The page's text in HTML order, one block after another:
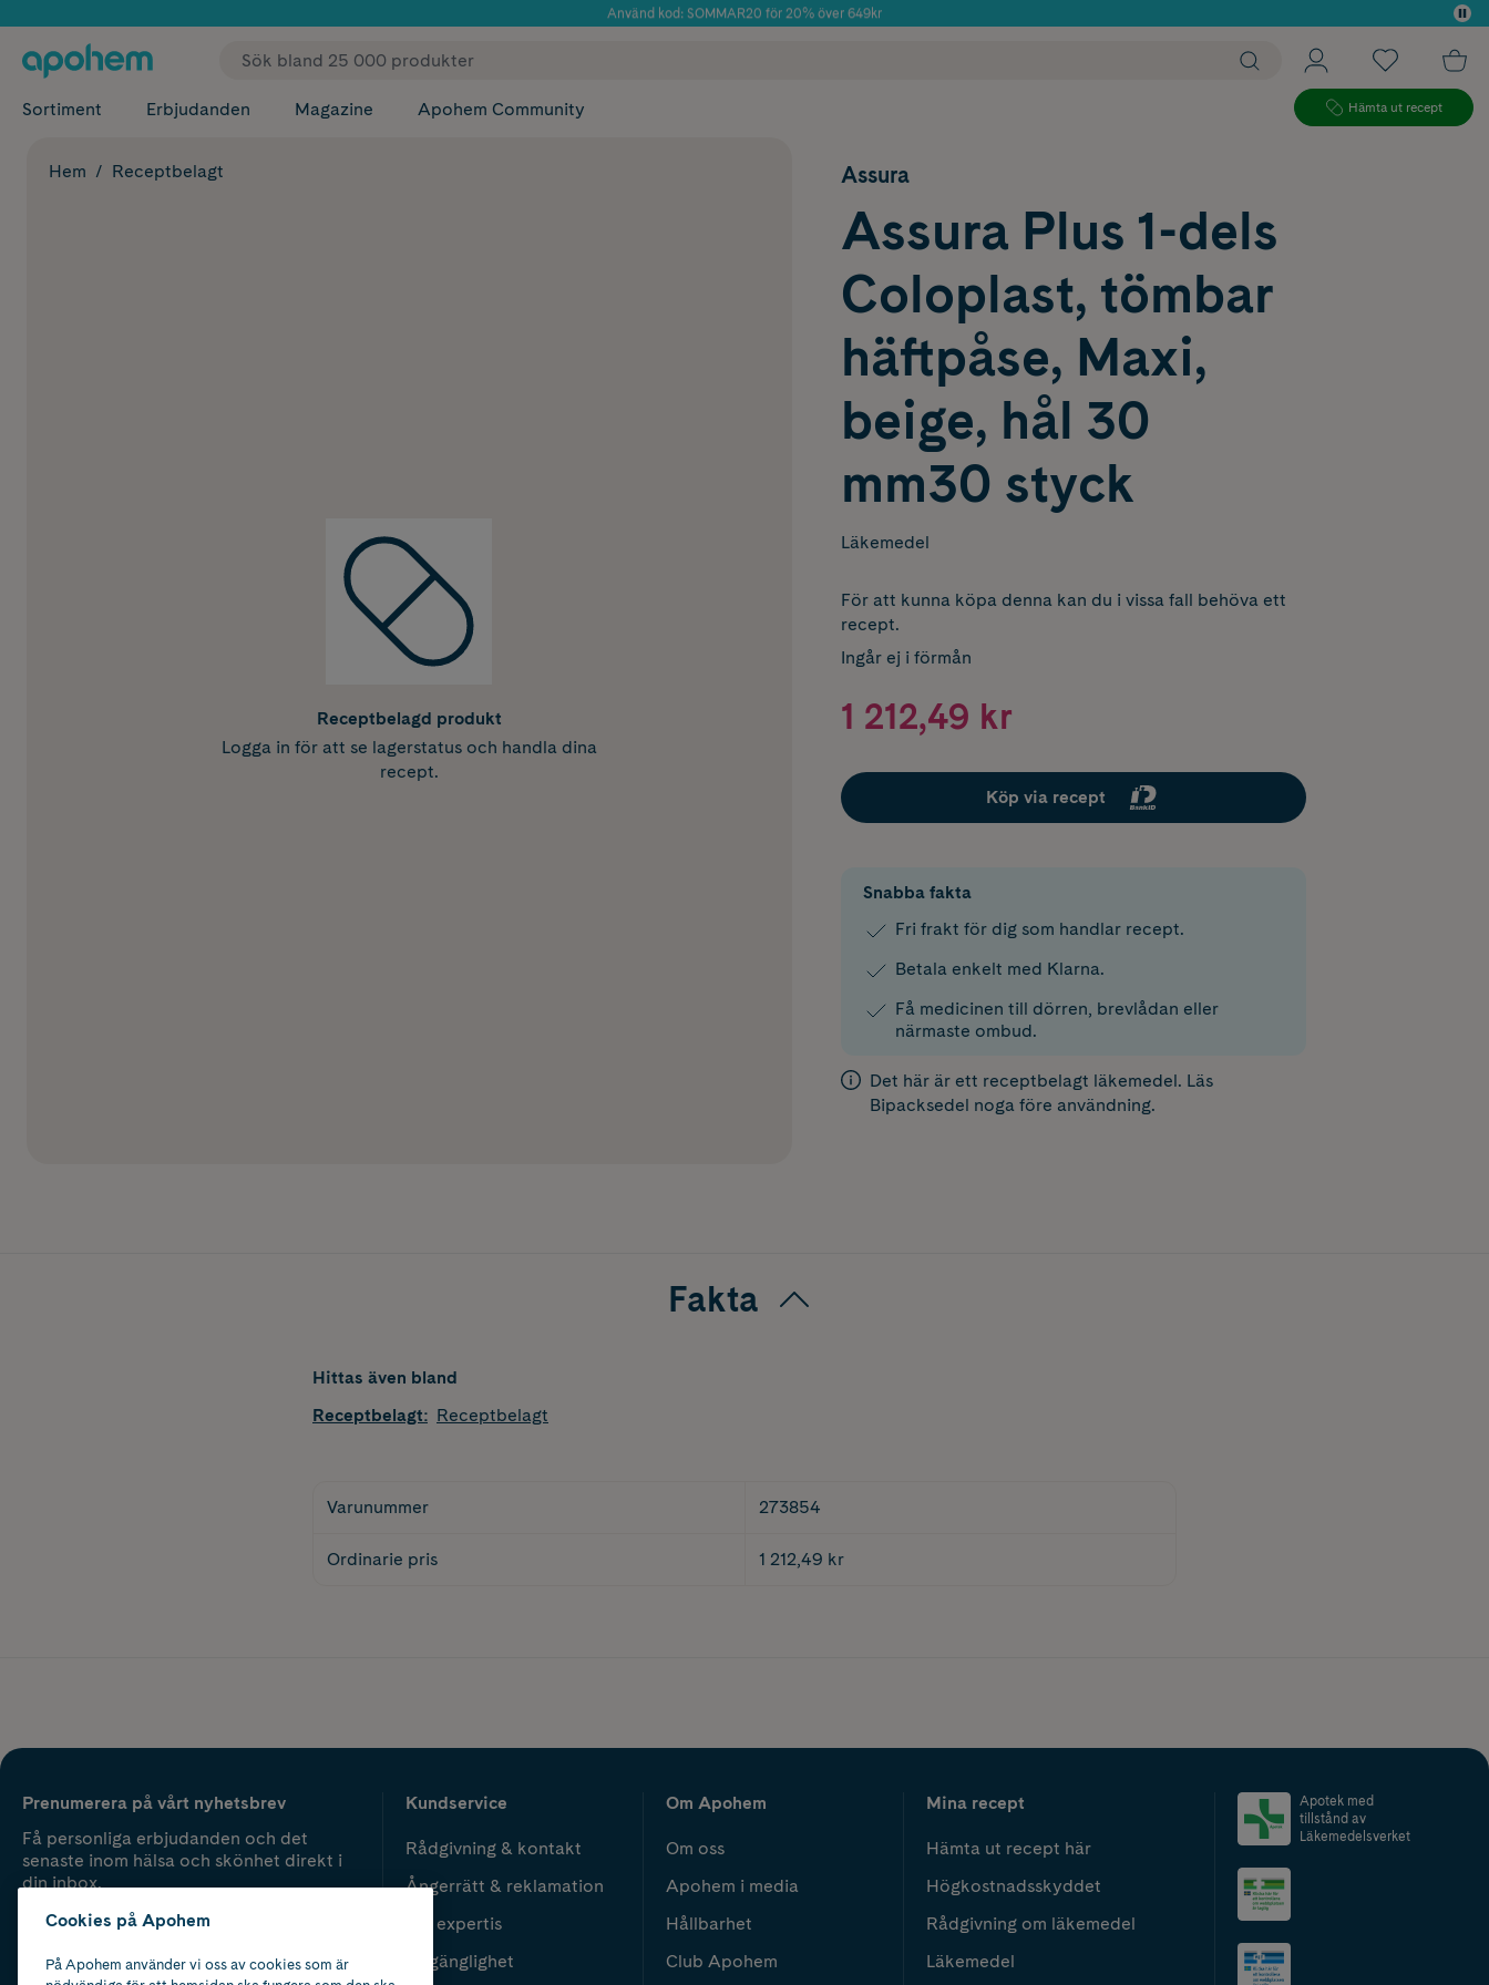
Använd kod: SOMMAR20 för 20% över 649kr
✓ Fri frakt
Sortiment Erbjudanden Magazine Apohem Community Hämta ut recept
Hem Receptbelagt
Receptbelagd produkt
Logga in för att se lagerstatus och handla dina
recept.
Assura
Assura Plus 1-dels
Coloplast, tömbar
häftpåse, Maxi,
beige, hål 30
mm30 styck
Läkemedel
För att kunna köpa denna kan du i vissa fall behöva ett
recept.
Ingår ej i förmån
1 212,49 kr
Köp via recept
Snabba fakta
Fri frakt för dig som handlar recept.
Betala enkelt med Klarna.
Få medicinen till dörren, brevlådan eller
närmaste ombud.
Det här är ett receptbelagt läkemedel. Läs
Bipacksedel noga före användning.
Fakta
Hittas även bland
Receptbelagt: Receptbelagt
Varunummer 273854
Ordinarie pris 1 212,49 kr
Prenumerera på vårt nyhetsbrev
Få personliga erbjudanden och det
senaste inom hälsa och skönhet direkt i
din inbox.
Kundservice
Rådgivning & kontakt
Ångerrätt & reklamation
Vår expertis
Tillgänglighet
Om Apohem
Om oss
Apohem i media
Hållbarhet
Club Apohem
Mina recept
Hämta ut recept här
Högkostnadsskyddet
Rådgivning om läkemedel
Läkemedel
Apotek med
tillstånd av
Läkemedelsverket
Cookies på Apohem
På Apohem använder vi oss av cookies som är